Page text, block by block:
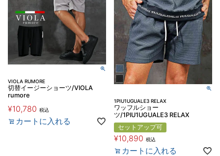
VIOLA RUMORE
切替イージーショーツ/VIOLA
rumore
¥10,780 税込
カートに入れる
1PIU1UGUALE3 RELAX
ワッフルショー
ツ/1PIU1UGUALE3 RELAX
セットアップ可
¥10,890 税込
カートに入れる